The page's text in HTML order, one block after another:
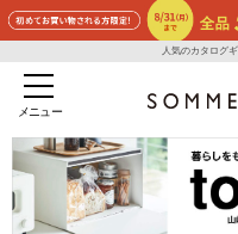
人気のカタログ
メニュー